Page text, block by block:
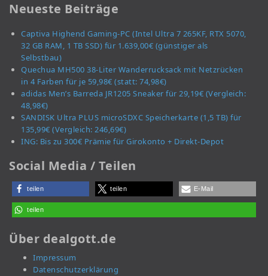
Neueste Beiträge
Captiva Highend Gaming-PC (Intel Ultra 7 265KF, RTX 5070,
32 GB RAM, 1 TB SSD) für 1.639,00€ (günstiger als
Selbstbau)
Quechua MH500 38-Liter Wanderrucksack mit Netzrücken
in 4 Farben für je 59,98€ (statt: 74,98€)
adidas Men’s Barreda JR1205 Sneaker für 29,19€ (Vergleich:
48,98€)
SANDISK Ultra PLUS microSDXC Speicherkarte (1,5 TB) für
135,99€ (Vergleich: 246,69€)
ING: Bis zu 300€ Prämie für Girokonto + Direkt-Depot
Social Media / Teilen
teilen teilen E-Mail
teilen
Über dealgott.de
Impressum
Datenschutzerklärung